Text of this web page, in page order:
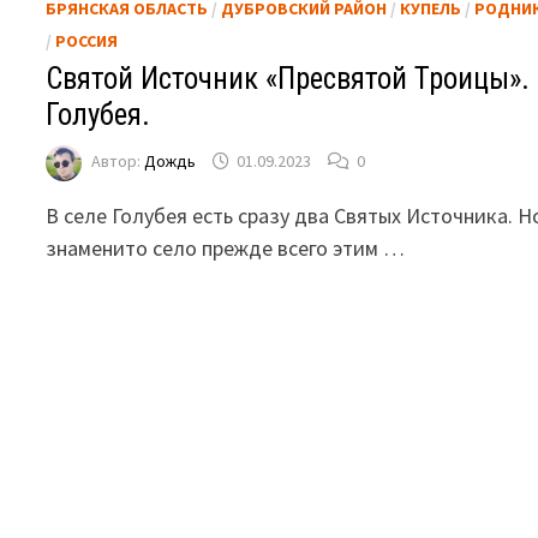
БРЯНСКАЯ ОБЛАСТЬ / ДУБРОВСКИЙ РАЙОН / КУПЕЛЬ /
/ РОССИЯ
Святой Источник «Пресвятой Троицы».
Голубея.
Автор:Дождь 01.09.2023 0
В селе Голубея есть сразу два Святых Источника.
знаменито село прежде всего этим …